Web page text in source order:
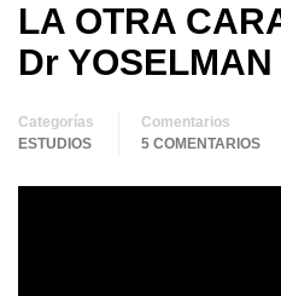
LA OTRA
Dr
Categorías
ESTUDIOS
Comentarios
5 COMENTARIOS